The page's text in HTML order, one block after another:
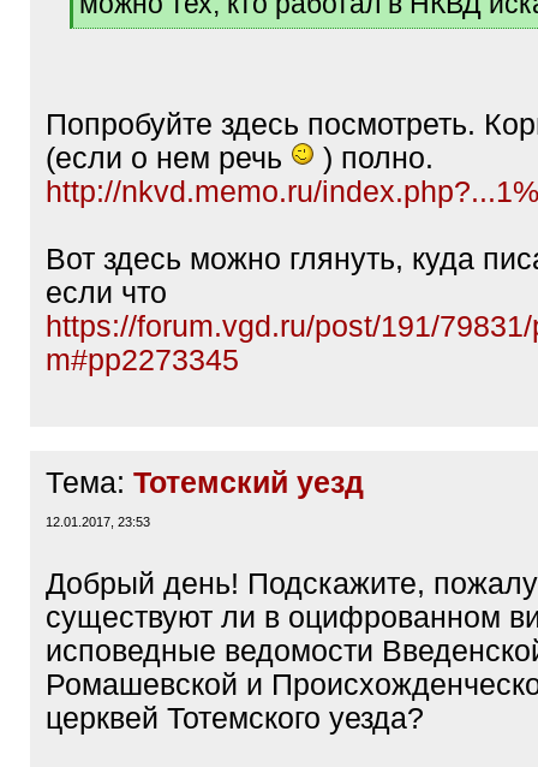
]
[
Попробуйте здесь посмотреть.
(если о нем речь
) полно.
http://nkvd.memo.ru/
Вот здесь можно глянуть, куда
если что
https://forum.vgd.ru/post/191/
m#pp2273345
Тема: Тотемский уезд
12.01.2017, 23:53
Добрый день! Подскажите,
существуют ли в оцифрованном
исповедные ведомости
Ромашевской и
церквей Тотемского уезда?